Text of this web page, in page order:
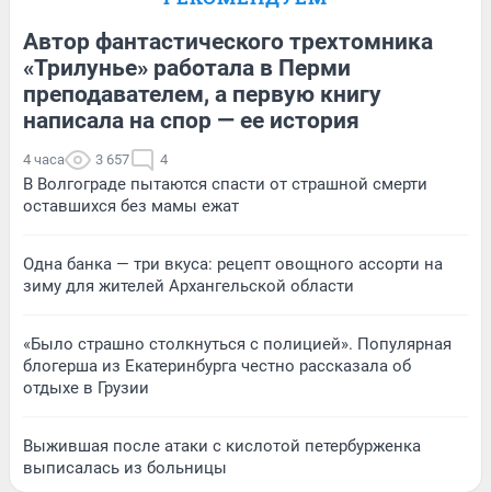
Автор фантастического трехтомника
«Трилунье» работала в Перми
преподавателем, а первую книгу
написала на спор — ее история
4 часа 3 657 4
В Волгограде пытаются спасти от страшной смерти
оставшихся без мамы ежат
Одна банка — три вкуса: рецепт овощного ассорти на
зиму для жителей Архангельской области
«Было страшно столкнуться с полицией». Популярная
блогерша из Екатеринбурга честно рассказала об
отдыхе в Грузии
Выжившая после атаки с кислотой петербурженка
выписалась из больницы